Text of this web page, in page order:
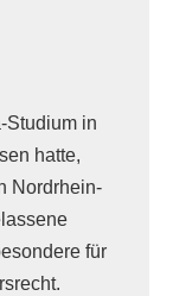
Studium in
hatte,
Nordrhein-
für